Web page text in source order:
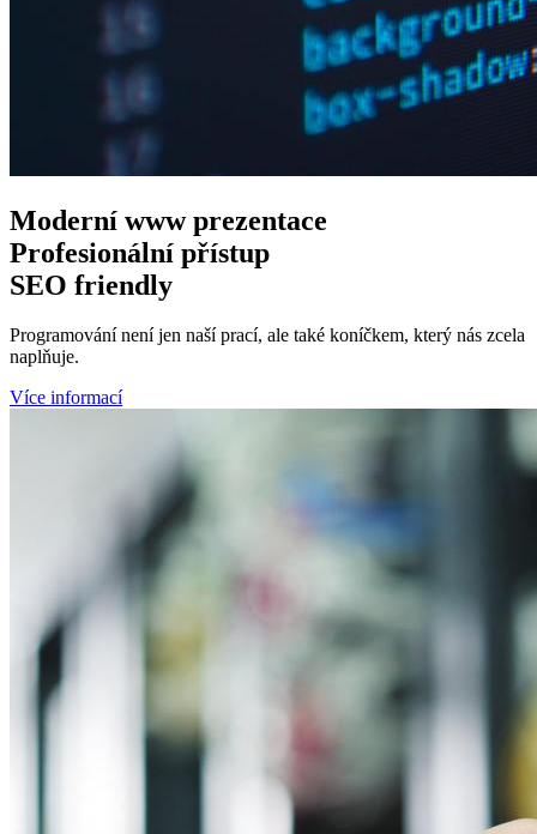
Moderní wwwprezentace
Profesionální přístup
SEO friendly
Programování není jen naší prací, ale také koníčkem, který nás zcela
naplňuje.
Více informací